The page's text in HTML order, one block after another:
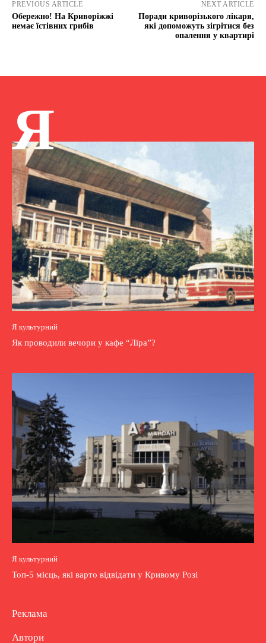
PREVIOUS ARTICLE
Обережно! На Криворіжжі
немає їстівних грибів
NEXT ARTICLE
Поради криворізького лікаря,
які допоможуть зігрітися без
опалення у квартирі
Я
Я культурний
Як проводили вечори у кафе “Ліра”?
Я культурний
Топ-5 місць, які варто відвідати у Кривому Розі
Реклама
Автори